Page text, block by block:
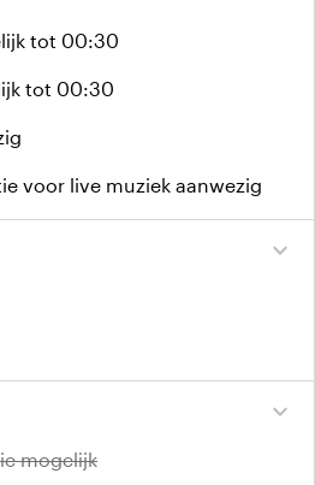
tot 00:30
tot 00:30
voor live muziek aanwezig
expand_more
expand_more
mogelijk